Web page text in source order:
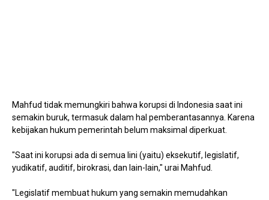
Mahfud tidak memungkiri bahwa korupsi di Indonesia saat ini
semakin buruk, termasuk dalam hal pemberantasannya. Karena
kebijakan hukum pemerintah belum maksimal diperkuat.
"Saat ini korupsi ada di semua lini (yaitu) eksekutif, legislatif,
yudikatif, auditif, birokrasi, dan lain-lain," urai Mahfud.
"Legislatif membuat hukum yang semakin memudahkan